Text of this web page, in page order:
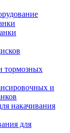
тормозных
и
накачивания
для